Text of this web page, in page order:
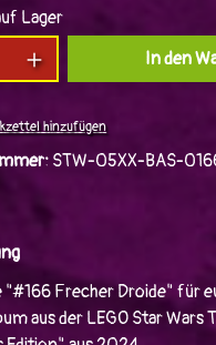
Lager
Anzahl: Gib den
In den
hinzufügen
STW-05XX-BAS-
"#166 Frecher Droide" für
aus der LEGO Star Wars